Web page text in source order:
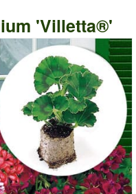
'Villetta®'